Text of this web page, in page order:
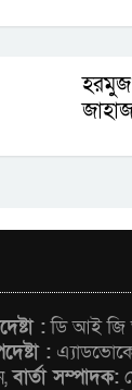
হরমুজ
:ডি আই জি
:
বার্তা সম্পাদক: